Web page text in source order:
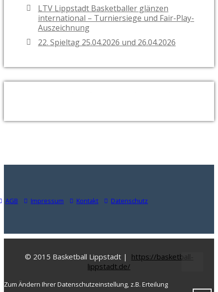
LTV Lippstadt Basketballer glänzen
international – Turniersiege und Fair-Play-
Auszeichnung
22. Spieltag 25.04.2026 und 26.04.2026
AGB Impressum Kontakt Datenschutz
© 2015 Basketball Lippstadt | https://basketball-
lippstadt.de/
Zum Ändern Ihrer Datenschutzeinstellung, z.B. Erteilung